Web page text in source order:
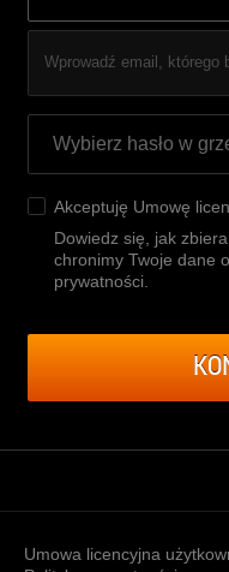
Wprowadź email, którego
Akceptuję Umowę
Dowiedz się, jak
chronimy Twoje dane
prywatności
Umowa licencyjna